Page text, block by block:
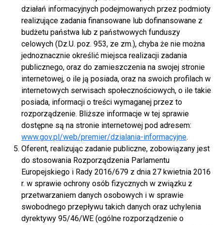
działań informacyjnych podejmowanych przez podmioty
realizujące zadania finansowane lub dofinansowane z
budżetu państwa lub z państwowych funduszy
celowych (Dz.U. poz. 953, ze zm.), chyba że nie można
jednoznacznie określić miejsca realizacji zadania
publicznego, oraz do zamieszczenia na swojej stronie
internetowej, o ile ją posiada, oraz na swoich profilach w
internetowych serwisach społecznościowych, o ile takie
posiada, informacji o treści wymaganej przez to
rozporządzenie. Bliższe informacje w tej sprawie
dostępne są na stronie internetowej pod adresem:
www.gov.pl/web/premier/dzialania-informacyjne.
Oferent, realizując zadanie publiczne, zobowiązany jest
do stosowania Rozporządzenia Parlamentu
Europejskiego i Rady 2016/679 z dnia 27 kwietnia 2016
r. w sprawie ochrony osób fizycznych w związku z
przetwarzaniem danych osobowych i w sprawie
swobodnego przepływu takich danych oraz uchylenia
dyrektywy 95/46/WE (ogólne rozporządzenie o